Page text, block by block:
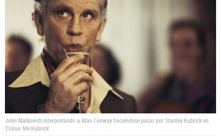
John Malkovich interpretando a Alan Conway haciéndose pasar por Stanley Kubrick en
'Colour Me Kubrick'